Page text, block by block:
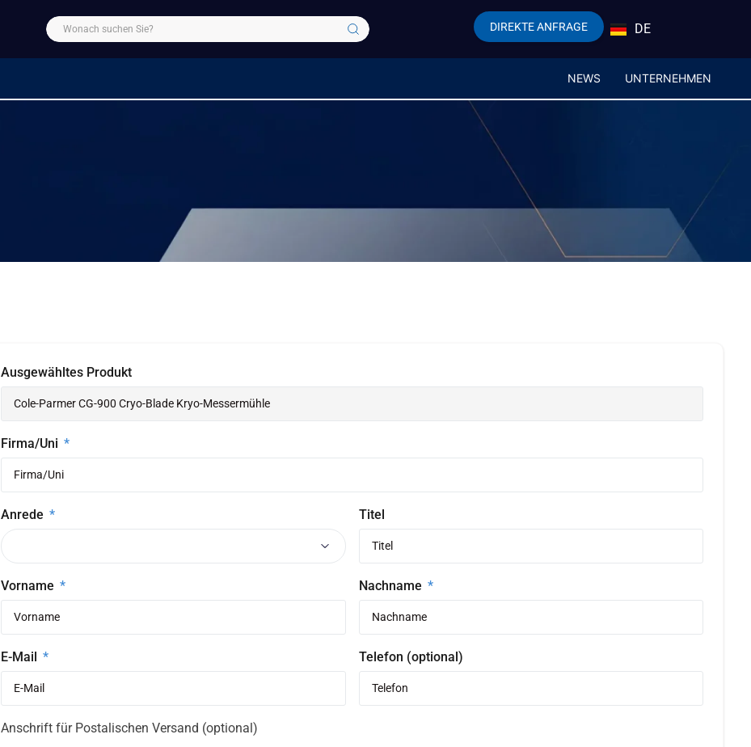
DIREKTE ANFRAGE DE
EN
NEWS UNTERNEHMEN
Ausgewähltes Produkt
Firma/Uni
Anrede Titel
Vorname Nachname
E-Mail Telefon (optional)
Anschrift für Postalischen Versand (optional)